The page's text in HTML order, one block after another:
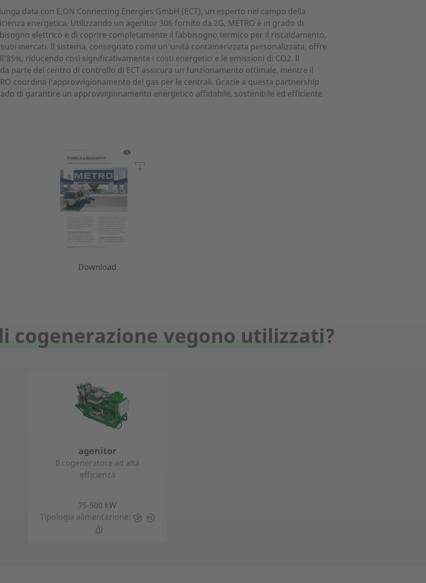
data con E.ON Connecting Energies GmbH (ECT), un esperto nel campo della
energetica. Utilizzando un agenitor 306 fornito da 2G, METRO è in grado di
elettrico e di coprire completamente il fabbisogno termico per il riscaldamento,
mercati. Il sistema, consegnato come un'unità containerizzata personalizzata, offre
riducendo così significativamente i costi energetici e le emissioni di CO2. Il
parte del centro di controllo di ECT assicura un funzionamento ottimale, mentre il
coordina l'approvvigionamento del gas per le centrali. Grazie a questa partnership
di garantire un approvvigionamento energetico affidabile, sostenibile ed efficiente
Download
cogenerazione vegono utilizzati?
agenitor
Il cogeneratore ad alta
efficienza
75-500 kW
Tipologia alimentazione: